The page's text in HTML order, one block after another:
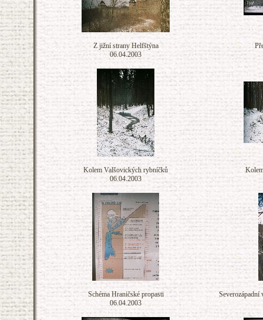
Z jižní strany Helfštýna
06.04.2003
Kolem Valšovických rybníčků
06.04.2003
Schéma Hraničské propasti
06.04.2003